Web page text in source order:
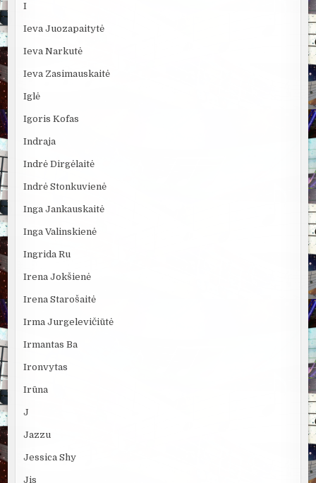
I
Ieva Juozapaitytė
Ieva Narkutė
Ieva Zasimauskaitė
Iglė
Igoris Kofas
Indraja
Indrė Dirgėlaitė
Indrė Stonkuvienė
Inga Jankauskaitė
Inga Valinskienė
Ingrida Ru
Irena Jokšienė
Irena Starošaitė
Irma Jurgelevičiūtė
Irmantas Ba
Ironvytas
Irūna
J
Jazzu
Jessica Shy
Jis